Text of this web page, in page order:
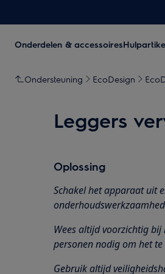
Onderdelen & accessoires
Ondersteuning EcoDesign
Leggers
Oplossing
Schakel het apparaat uit
Wees altijd voorzichtig
personen nodig om het te
Gebruik altijd